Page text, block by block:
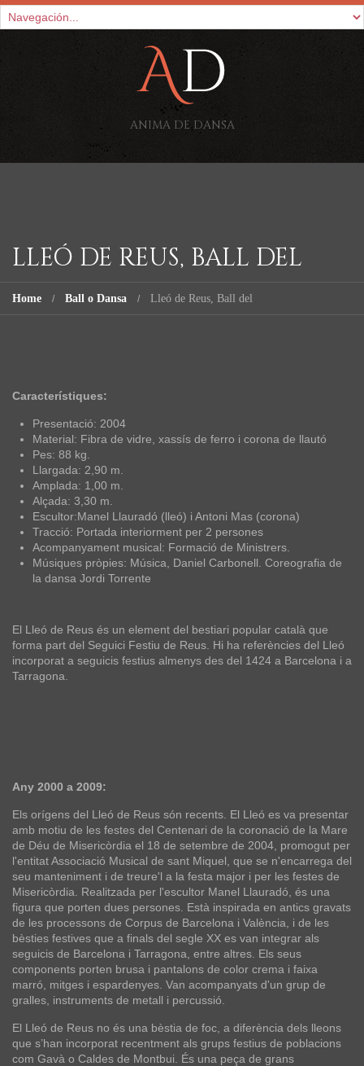
ANIMA DE DANSA
LLEÓ DE REUS, BALL DEL
Home Ball o Dansa Lleó de Reus, Ball del
Característiques:
Presentació: 2004
Material: Fibra de vidre, xassís de ferro i corona de llautó
Pes: 88 kg.
Llargada: 2,90 m.
Amplada: 1,00 m.
Alçada: 3,30 m.
Escultor:Manel Llauradó (lleó) i Antoni Mas (corona)
Tracció: Portada interiorment per 2 persones
Acompanyament musical: Formació de Ministrers.
Músiques pròpies: Música, Daniel Carbonell. Coreografia de
la dansa Jordi Torrente
El Lleó de Reus és un element del bestiari popular català que
forma part del Seguici Festiu de Reus. Hi ha referències del Lleó
incorporat a seguicis festius almenys des del 1424 a Barcelona i a
Tarragona.
Any 2000 a 2009:
Els orígens del Lleó de Reus són recents. El Lleó es va presentar
amb motiu de les festes del Centenari de la coronació de la Mare
de Déu de Misericòrdia el 18 de setembre de 2004, promogut per
l'entitat Associació Musical de sant Miquel, que se n'encarrega del
seu manteniment i de treure'l a la festa major i per les festes de
Misericòrdia. Realitzada per l'escultor Manel Llauradó, és una
figura que porten dues persones. Està inspirada en antics gravats
de les processons de Corpus de Barcelona i València, i de les
bèsties festives que a finals del segle XX es van integrar als
seguicis de Barcelona i Tarragona, entre altres. Els seus
components porten brusa i pantalons de color crema i faixa
marró, mitges i espardenyes. Van acompanyats d'un grup de
gralles, instruments de metall i percussió.
El Lleó de Reus no és una bèstia de foc, a diferència dels lleons
que s’han incorporat recentment als grups festius de poblacions
com Gavà o Caldes de Montbui. És una peça de grans